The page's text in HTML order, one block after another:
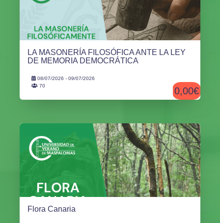
LA MASONERÍA FILOSÓFICA ANTE LA LEY
DE MEMORIA DEMOCRÁTICA
08/07/2026 - 09/07/2026
70
0,00€
Flora Canaria